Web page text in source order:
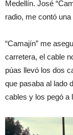
Medellín. José
radio, me contó
“Camajín” me
carretera, el cable
púas llevó los dos
que pasaba al lado
cables y los pegó a